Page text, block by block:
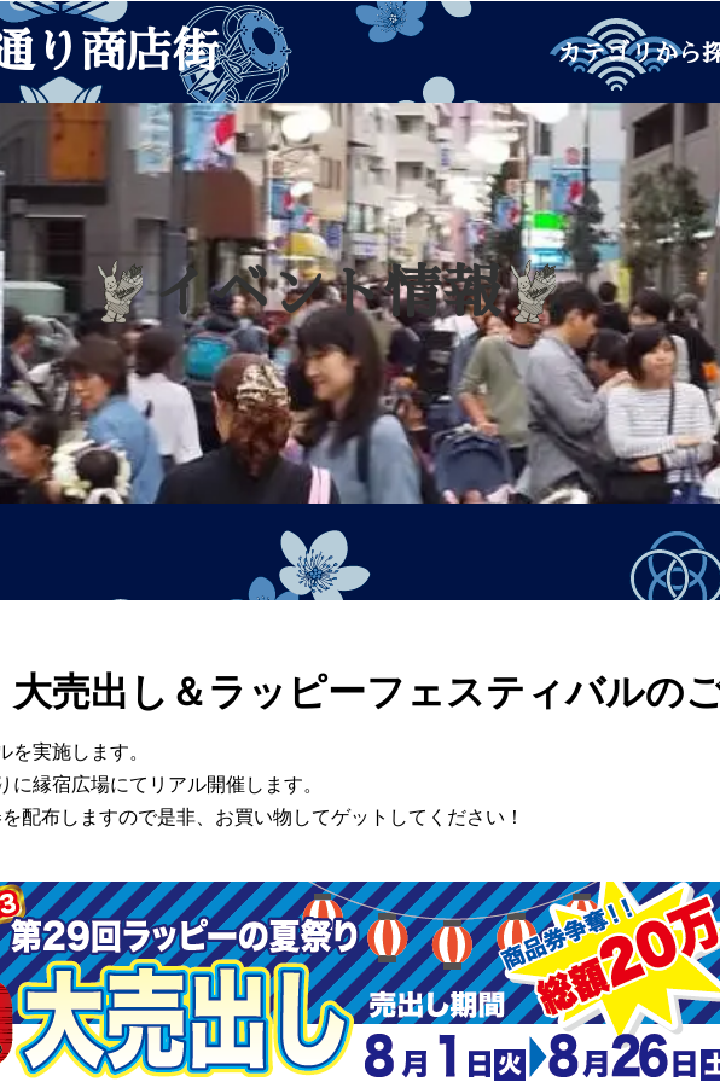
り商店街 カテゴリから
イベント情報
大売出し＆ラッピーフェスティバルの
実施します。
縁宿広場にてリアル開催します。
配布しますので是非、お買い物してゲットしてください！